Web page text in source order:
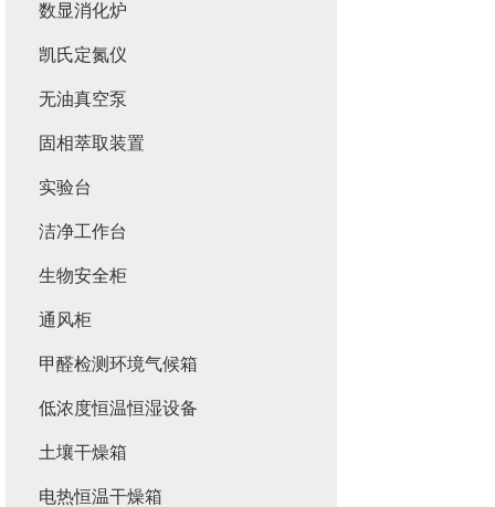
数显消化炉
凯氏定氮仪
无油真空泵
固相萃取装置
实验台
洁净工作台
生物安全柜
通风柜
甲醛检测环境气候箱
低浓度恒温恒湿设备
土壤干燥箱
电热恒温干燥箱